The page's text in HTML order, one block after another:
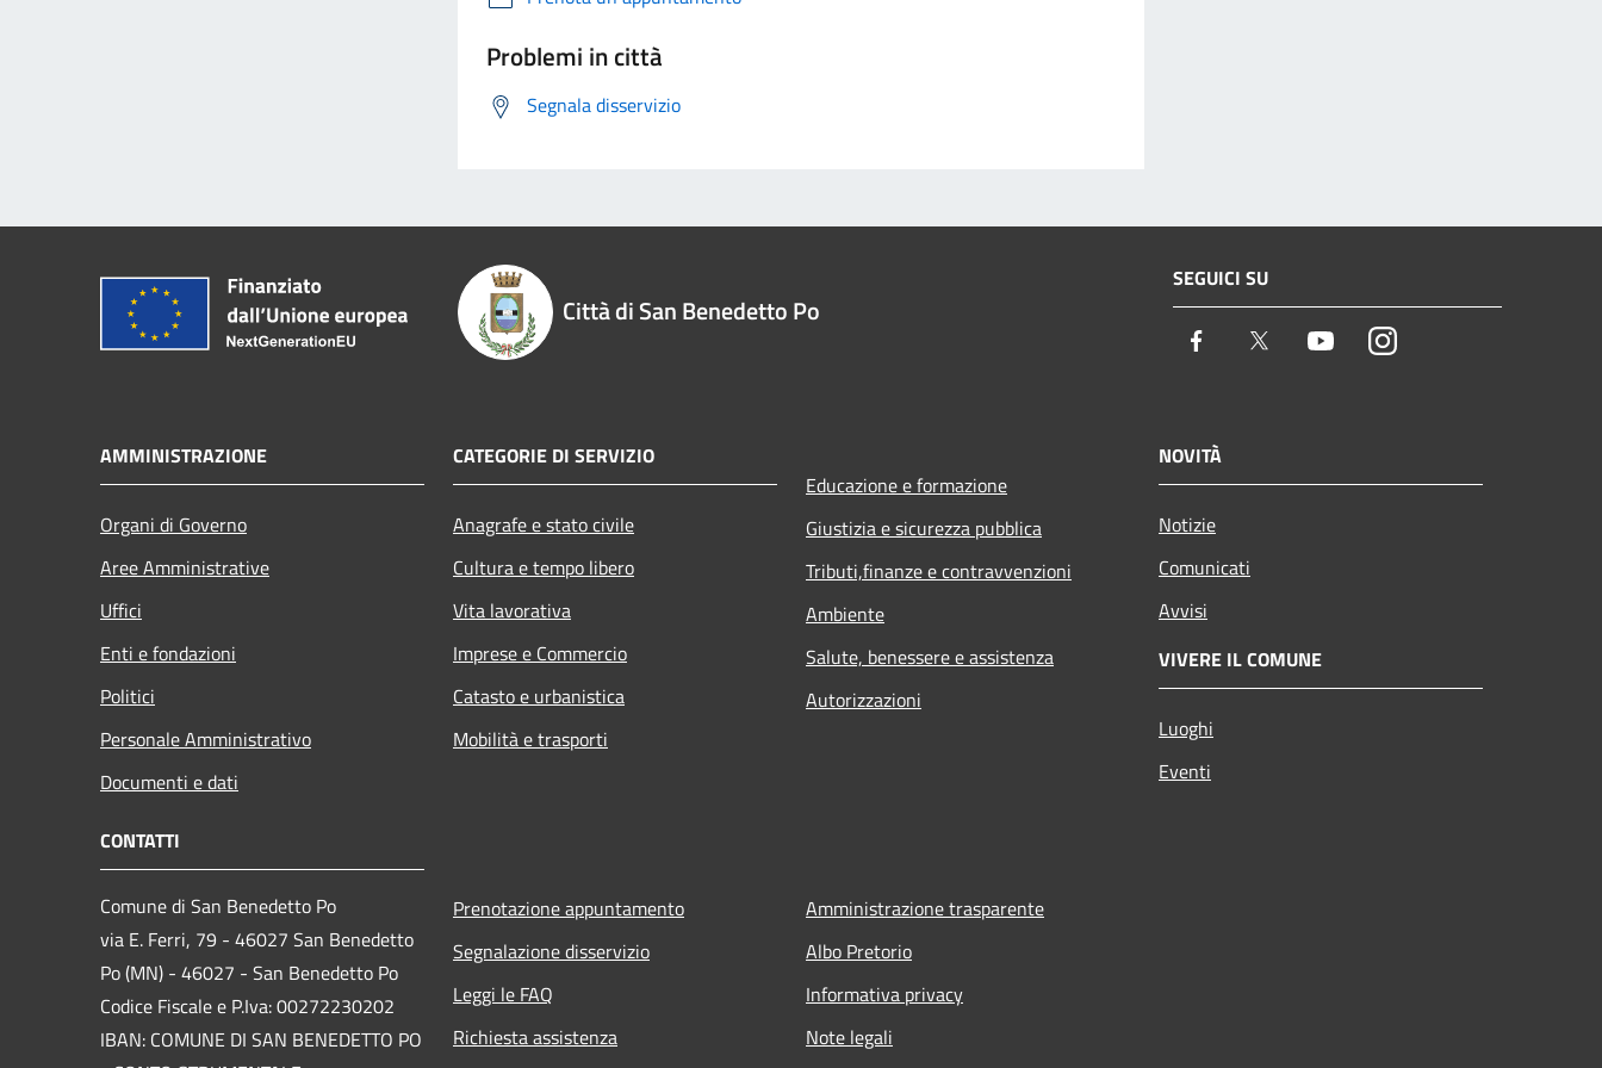
Problemi in città
Segnala disservizio
Città di San Benedetto Po
SEGUICI SU
Facebook Twitter YoutubeInstagram
AMMINISTRAZIONE
Organi di Governo
Aree Amministrative
Uffici
Enti e fondazioni
Politici
Personale Amministrativo
Documenti e dati
CATEGORIE DI SERVIZIO
Anagrafe e stato civile
Cultura e tempo libero
Vita lavorativa
Imprese e Commercio
Catasto e urbanistica
Mobilità e trasporti
Educazione e formazione
Giustizia e sicurezza pubblica
Tributi,finanze e contravvenzioni
Ambiente
Salute, benessere e assistenza
Autorizzazioni
NOVITÀ
Notizie
Comunicati
Avvisi
VIVERE IL COMUNE
Luoghi
Eventi
CONTATTI
Comune di San Benedetto Po
via E. Ferri, 79 - 46027 San Benedetto
Po (MN) - 46027 - San Benedetto Po
Codice Fiscale e P.Iva: 00272230202
IBAN: COMUNE DI SAN BENEDETTO PO
Prenotazione appuntamento
Segnalazione disservizio
Leggi le FAQ
Richiesta assistenza
Amministrazione trasparente
Albo Pretorio
Informativa privacy
Note legali